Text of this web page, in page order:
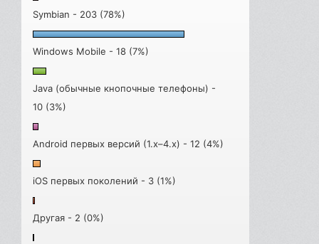
Symbian - 203 (78%)
Windows Mobile - 18 (7%)
Java (обычные кнопочные телефоны) -
10 (3%)
Android первых версий (1.x–4.x) - 12 (4%)
iOS первых поколений - 3 (1%)
Другая - 2 (0%)